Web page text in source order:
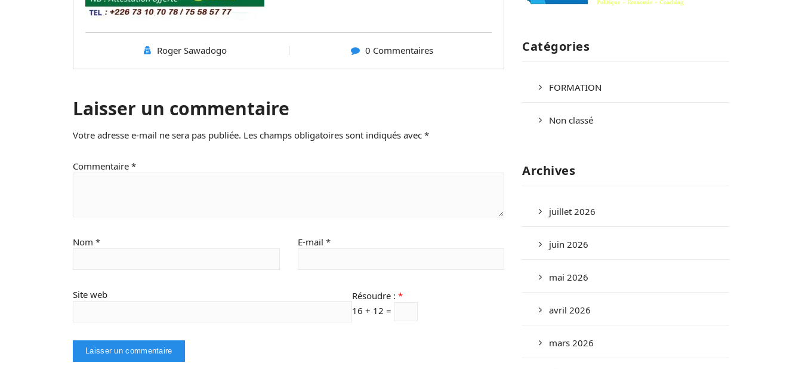
Roger Sawadogo 0 Commentaires
Laisser un commentaire
Votre adresse e-mail ne sera pas publiée. Les champs obligatoires sont indiqués avec *
Commentaire *
Nom * E-mail *
Site web Résoudre :*
16 + 12 =
Catégories
FORMATION
Non classé
Archives
juillet 2026
juin 2026
mai 2026
avril 2026
mars 2026